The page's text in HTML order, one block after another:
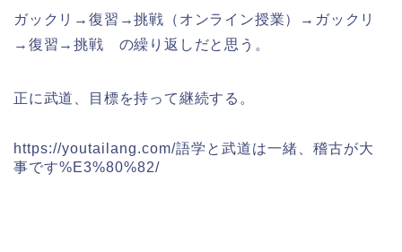
ガックリ→復習→挑戦（オンライン授業）→ガックリ
→復習→挑戦 の繰り返しだと思う。
正に武道、目標を持って継続する。
https://youtailang.com/語学と武道は一緒、稽古が大
事です%E3%80%82/